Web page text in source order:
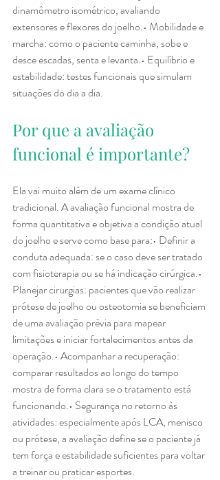
dinamômetro isométrico, avaliando
extensores e flexores do joelho.• Mobilidade e
marcha: como o paciente caminha, sobe e
desce escadas, senta e levanta.• Equilíbrio e
estabilidade: testes funcionais que simulam
situações do dia a dia.
Por que a avaliação
funcional é importante?
Ela vai muito além de um exame clínico
tradicional. A avaliação funcional mostra de
forma quantitativa e objetiva a condição atual
do joelho e serve como base para:• Definir a
conduta adequada: se o caso deve ser tratado
com fisioterapia ou se há indicação cirúrgica.•
Planejar cirurgias: pacientes que vão realizar
prótese de joelho ou osteotomia se beneficiam
de uma avaliação prévia para mapear
limitações e iniciar fortalecimentos antes da
operação.• Acompanhar a recuperação:
comparar resultados ao longo do tempo
mostra de forma clara se o tratamento está
funcionando.• Segurança no retorno às
atividades: especialmente após LCA, menisco
ou prótese, a avaliação define se o paciente já
tem força e estabilidade suficientes para voltar
a treinar ou praticar esportes.